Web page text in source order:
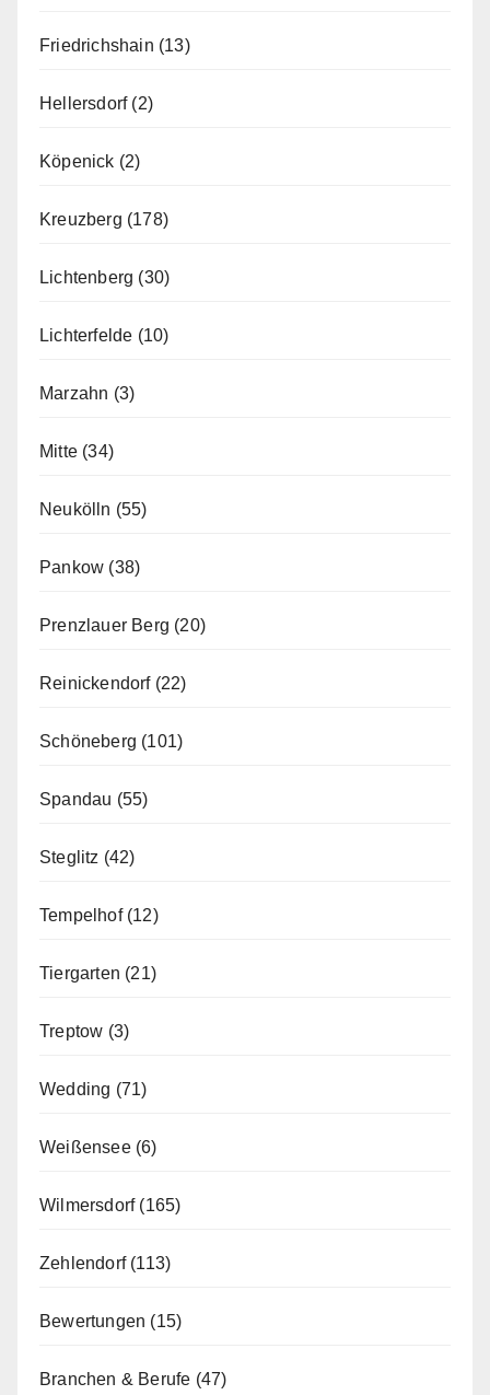
Friedrichshain (13)
Hellersdorf(2)
Köpenick (2)
Kreuzberg (178)
Lichtenberg (30)
Lichterfelde (10)
Marzahn (3)
Mitte (34)
Neukölln (55)
Pankow (38)
Prenzlauer Berg (20)
Reinickendorf(22)
Schöneberg (101)
Spandau (55)
Steglitz (42)
Tempelhof(12)
Tiergarten (21)
Treptow (3)
Wedding (71)
Weißensee(6)
Wilmersdorf(165)
Zehlendorf(113)
Bewertungen (15)
Branchen & Berufe (47)